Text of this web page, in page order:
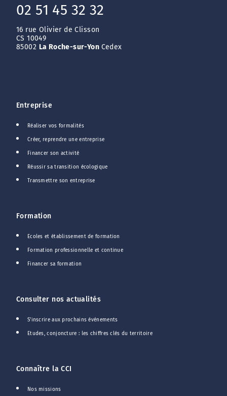
02 51 45 32 32
16 rue Olivier de Clisson
CS 10049
85002 La Roche-sur-Yon Cedex
Entreprise
Réaliser vos formalités
Créer, reprendre une entreprise
Financer son activité
Réussir sa transition écologique
Transmettre son entreprise
Formation
Ecoles et établissement de formation
Formation professionnelle et continue
Financer sa formation
Consulter nos actualités
S'inscrire aux prochains événements
Etudes, conjoncture : les chiffres clés du territoire
Connaître la CCI
Nos missions